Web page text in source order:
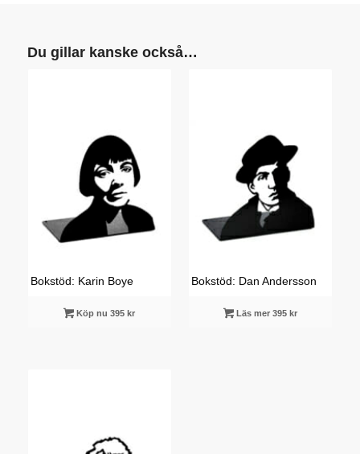
Du gillar kanske också…
Bokstöd: Karin Boye
Köp nu 395 kr
Bokstöd: Dan Andersson
Läs mer 395 kr